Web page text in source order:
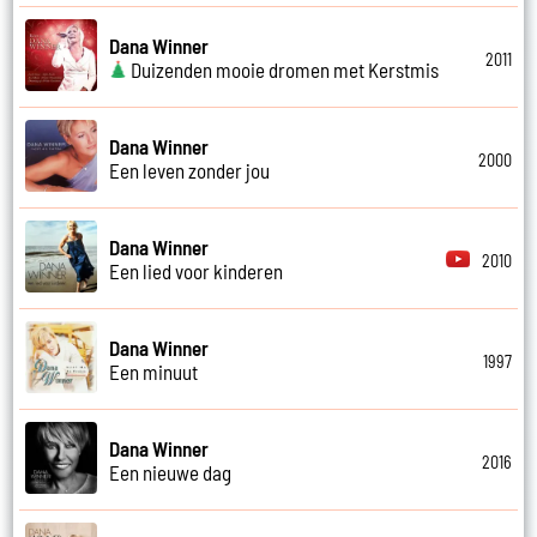
Dana Winner
Duizenden mooie dromen met Kerstmis
2011
Dana Winner
Een leven zonder jou
2000
Dana Winner
Een lied voor kinderen
2010
Dana Winner
Een minuut
1997
Dana Winner
Een nieuwe dag
2016